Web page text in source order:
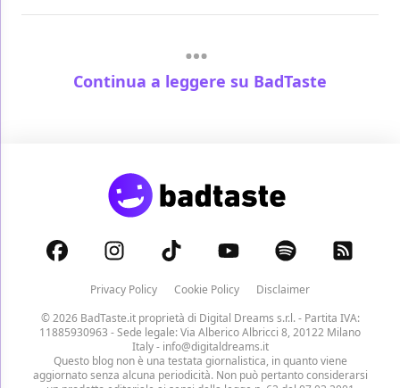
Continua a leggere su BadTaste
Privacy Policy Cookie Policy
Disclaimer
© 2026 BadTaste.it proprietà di Digital Dreams s.r.l.- Partita IVA:
11885930963 - Sede legale: Via Alberico Albricci 8, 20122 Milano
Italy - info@digitaldreams.it
Questo blog non è una testata giornalistica, in quanto viene
aggiornato senza alcuna periodicità. Non può pertanto considerarsi